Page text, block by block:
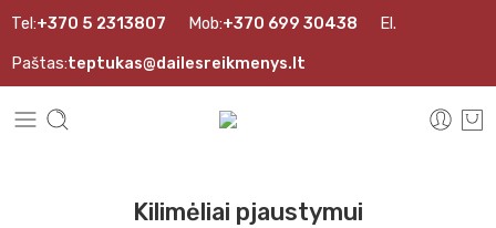
Tel:+370 5 2313807 Mob:+370 699 30438 El.
Paštas:teptukas@dailesreikmenys.lt
Kilimėliai pjaustymui